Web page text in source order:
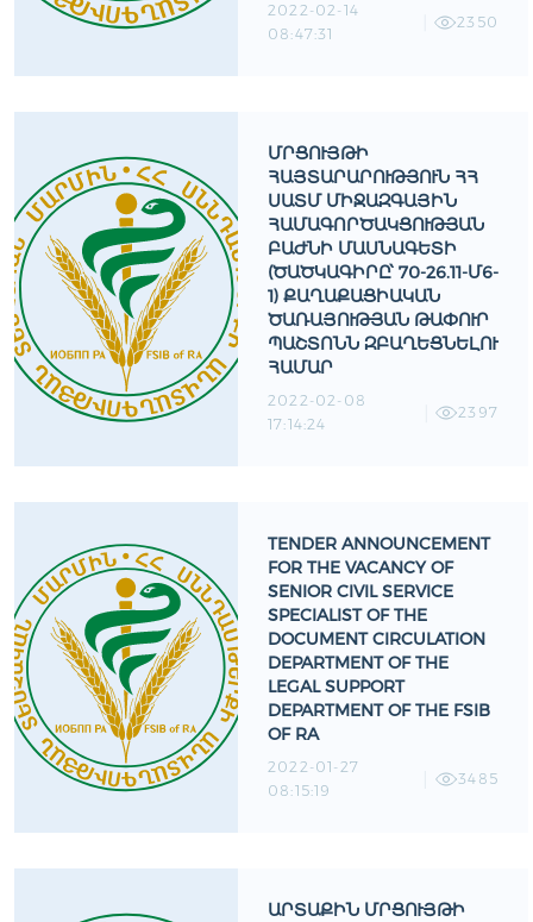
2022-02-14
08:47:31
2350
ՄՐՑՈՒՅԹԻ
ՀԱՅՏԱՐԱՐՈՒԹՅՈՒՆ ՀՀ
ՍԱՏՄ ՄԻՋԱԶԳԱՅԻՆ
ՀԱՄԱԳՈՐԾԱԿՑՈՒԹՅԱՆ
ԲԱԺՆԻ ՄԱՍՆԱԳԵՏԻ
(ԾԱԾԿԱԳԻՐԸ՝ 70-26.11-Մ6-
1) ՔԱՂԱՔԱՑԻԱԿԱՆ
ԾԱՌԱՅՈՒԹՅԱՆ ԹԱՓՈՒՐ
ՊԱՇՏՈՆՆ ԶԲԱՂԵՑՆԵԼՈՒ
ՀԱՄԱՐ
2022-02-08
17:14:24
2397
TENDER ANNOUNCEMENT
FOR THE VACANCY OF
SENIOR CIVIL SERVICE
SPECIALIST OF THE
DOCUMENT CIRCULATION
DEPARTMENT OF THE
LEGAL SUPPORT
DEPARTMENT OF THE FSIB
OF RA
2022-01-27
08:15:19
3485
ԱՐՏԱՔԻՆ ՄՐՑՈՒՅԹԻ